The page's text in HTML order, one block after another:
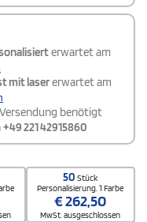
erwartet am
mit lasererwartet am
benötigt
+49 221 42915860
50Stück
Personalisierung. 1 Farbe
€262,50
MwSt. ausgeschlossen